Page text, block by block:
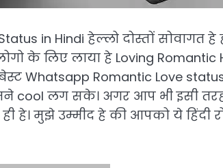
in Hindi हेल्लो दोस्तों
के लिए लाया हे Loving
Whatsapp Romantic Love
लग सके। अगर आप भी इसी तरह
हे। मुझे उम्मीद हे की आपको ये हिंदी